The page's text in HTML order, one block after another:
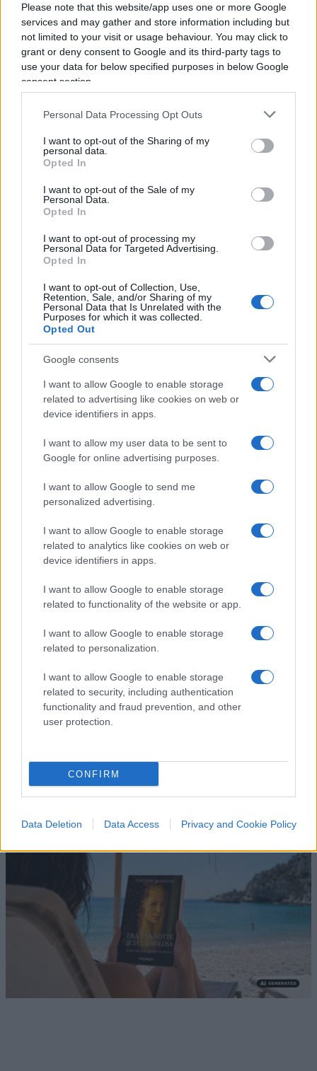
Please note that this website/app uses one or more Google
services and may gather and store information including but
not limited to your visit or usage behaviour. You may click to
grant or deny consent to Google and its third-party tags to
use your data for below specified purposes in below Google
consent section.
Personal Data Processing Opt Outs
I want to opt-out of the Sharing of my
personal data.
Opted In
I want to opt-out of the Sale of my
Personal Data.
Opted In
I want to opt-out of processing my
Personal Data for Targeted Advertising.
Opted In
I want to opt-out of Collection, Use,
Retention, Sale, and/or Sharing of my
Personal Data that Is Unrelated with the
Purposes for which it was collected.
Opted Out
Google consents
I want to allow Google to enable storage
related to advertising like cookies on web or
device identifiers in apps.
I want to allow my user data to be sent to
Google for online advertising purposes.
I want to allow Google to send me
personalized advertising.
I want to allow Google to enable storage
related to analytics like cookies on web or
device identifiers in apps.
I want to allow Google to enable storage
related to functionality of the website or app.
I want to allow Google to enable storage
related to personalization.
I want to allow Google to enable storage
related to security, including authentication
functionality and fraud prevention, and other
user protection.
CONFIRM
Data Deletion Data Access Privacy and Cookie Policy
liberamente di Colle col barista sotto casa?
Chissà. In fondoanche Supermario era una
habitué del Pagaroma: “Prima di diventare
premier veniva per colazione ma anche a fare
l’aperitivo, gli piace lo spritz Aperol, a volte ne
stuzzichini, patatine ed olive”, ha raccontato
Proietti. Che forse non si è resto conto di aver
rivelato in radio un dettaglio tutt’altro che di
“allontanato” la possibilità di un bis, infatti, la
candidatura di Draghi
Ad oggi, mancava solo una sua dichiarazione
d’intenti più o meno ufficiale del diretto
sgombrare ogni dubbio dal campo?
#MARIO DRAGHI
31
Leggi i commenti
SEDUTE SATIRICHE
Vai all'archivio delle vignette
Caro Porro, altro che Proust
sotto l’ombrellone: ecco il
libro che dovreste leggere
Tra mistero, tempesta e blackout, un libro fuori
senza pose da intellettuali
diLa Posta
1.5k